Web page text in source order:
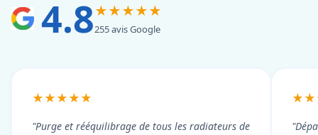
4.8★★★★★
255 avis Google
★★★★★
"Purge et rééquilibrage de tous les radiateurs de